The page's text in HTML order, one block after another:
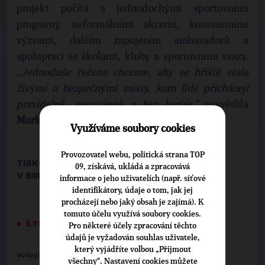
projekt počítá s jednoduchými sportovními
programy, neformálními akcemi, komunitními
výzvami, dalším zapojením ambasadorů a
spoluprací se školami, kluby a sportovními svazy.
„Jednoduše řečeno chceme, aby se hřiště stala
živými a bezpečnými místy, kam lidé přicházejí
pravidelně, spontánně a bez bariér,“vysvětlila
Markéta Vaňková.
TISKOVÉ STŘEDISKO MMB
V BRNĚ DNE 13. KVĚTNA 2026
▶ ŠTÍTKY
Volby: 2026 zastupitelstva obcí
Využíváme soubory cookies
Provozovatel webu, politická strana TOP
09, získává, ukládá a zpracovává
informace o jeho uživatelích (např. síťové
identifikátory, údaje o tom, jak jej
procházejí nebo jaký obsah je zajímá). K
tomuto účelu využívá soubory cookies.
Pro některé účely zpracování těchto
údajů je vyžadován souhlas uživatele,
který vyjádříte volbou „Přijmout
všechny“. Nastavení cookies můžete